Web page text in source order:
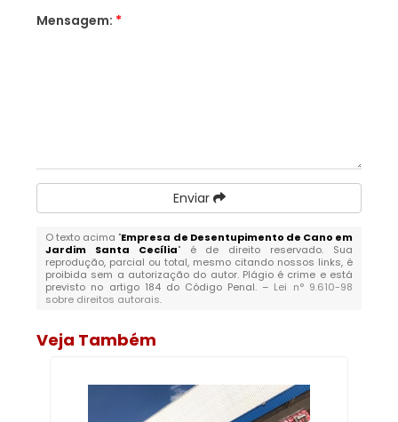
Mensagem: *
Enviar
O texto acima "Empresa de Desentupimento de Cano em
Jardim Santa Cecília" é de direito reservado. Sua
reprodução, parcial ou total, mesmo citando nossos links, é
proibida sem a autorização do autor. Plágio é crime e está
previsto no artigo 184 do Código Penal. – Lei n° 9.610-98
sobre direitos autorais.
Veja Também